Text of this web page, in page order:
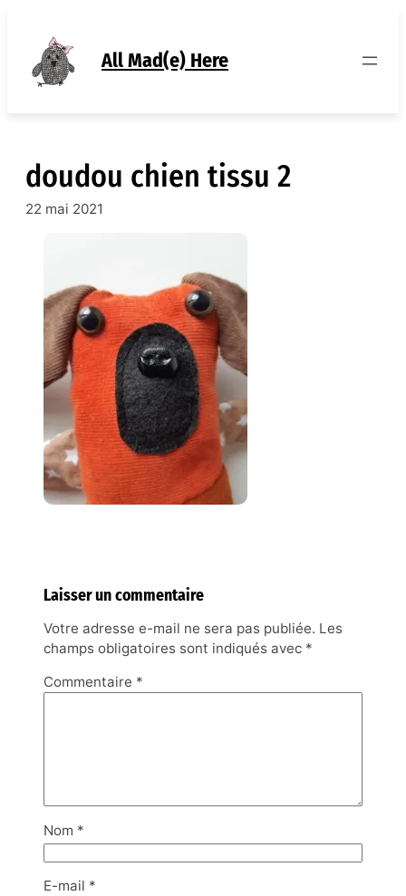
contenu
All Mad(e) Here
doudou chien tissu 2
22 mai 2021
Laisser un commentaire
Votre adresse e-mail ne sera pas publiée. Les
champs obligatoires sont indiqués avec *
Commentaire *
Nom *
E-mail *